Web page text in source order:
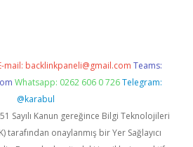
mail: backlinkpaneli@gmail.com Teams:
Whatsapp: 0262 606 0 726 Telegram:
@karabul
Sayılı Kanun gereğince Bilgi Teknolojileri
tarafından onaylanmış bir Yer Sağlayıcı